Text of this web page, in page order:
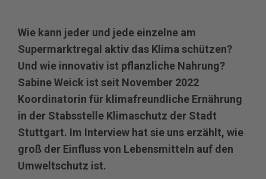
Wie kann jeder und jede einzelne am
Supermarktregal aktiv das Klima schützen?
Und wie innovativ ist pflanzliche Nahrung?
Sabine Weick ist seit November 2022
Koordinatorin für klimafreundliche Ernährung
in der Stabsstelle Klimaschutz der Stadt
Stuttgart. Im Interview hat sie uns erzählt, wie
groß der Einfluss von Lebensmitteln auf den
Umweltschutz ist.